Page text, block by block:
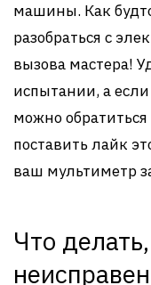
машины. Как
разобраться с
вызова мастера!
испытании, а если
можно
поставить лайк
ваш мультиметр
Что